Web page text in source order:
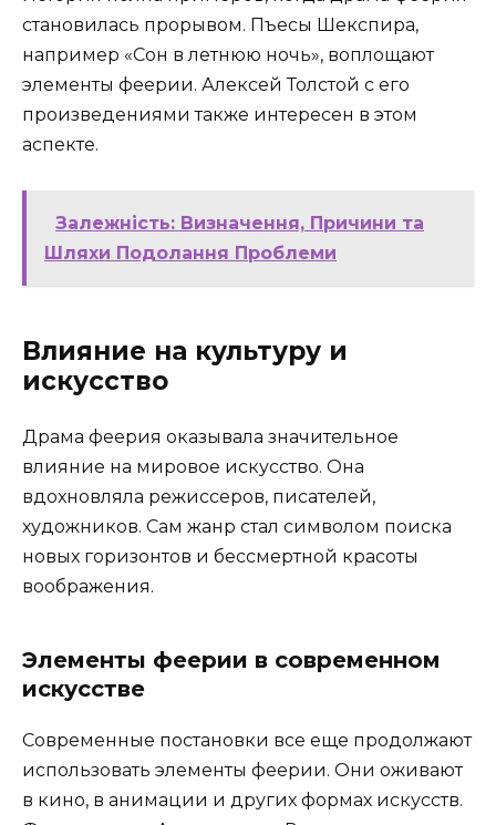
становилась прорывом. Пъесы Шекспира,
например «Сон в летнюю ночь», воплощают
элементы феерии. Алексей Толстой с его
произведениями также интересен в этом
аспекте.
Залежність: Визначення, Причини та
Шляхи Подолання Проблеми
Влияние на культуру и
искусство
Драма феерия оказывала значительное
влияние на мировое искусство. Она
вдохновляла режиссеров, писателей,
художников. Сам жанр стал символом поиска
новых горизонтов и бессмертной красоты
воображения.
Элементы феерии в современном
искусстве
Современные постановки все еще продолжают
использовать элементы феерии. Они оживают
в кино, в анимации и других формах искусств.